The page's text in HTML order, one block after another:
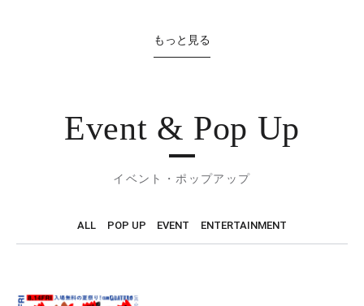
もっと見る
Event & Pop Up
イベント・ポップアップ
ALL POP UP EVENT ENTERTAINMENT